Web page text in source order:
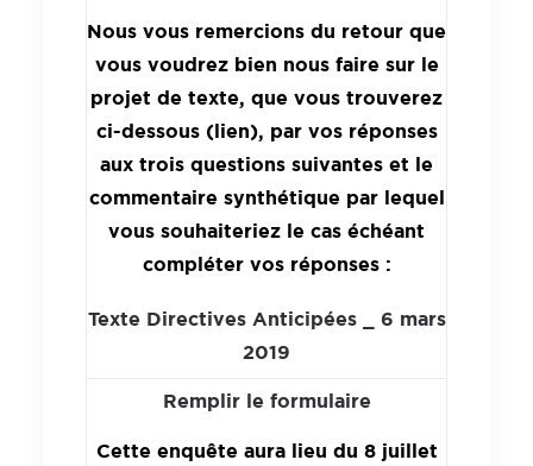
Nous vous remercions du retour que
vous voudrez bien nous faire sur le
projet de texte, que vous trouverez
ci-dessous (lien), par vos réponses
aux trois questions suivantes et le
commentaire synthétique par lequel
vous souhaiteriez le cas échéant
compléter vos réponses :
Texte Directives Anticipées _ 6 mars
2019
Remplir le formulaire
Cette enquête aura lieu du 8 juillet